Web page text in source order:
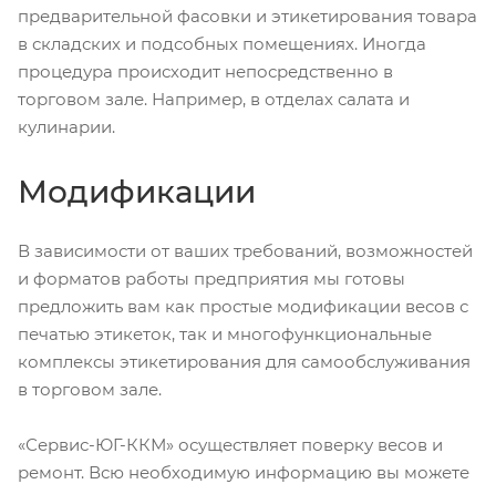
предварительной фасовки и этикетирования товара
в складских и подсобных помещениях. Иногда
процедура происходит непосредственно в
торговом зале. Например, в отделах салата и
кулинарии.
Модификации
В зависимости от ваших требований, возможностей
и форматов работы предприятия мы готовы
предложить вам как простые модификации весов с
печатью этикеток, так и многофункциональные
комплексы этикетирования для самообслуживания
в торговом зале.
«Сервис-ЮГ-ККМ» осуществляет поверку весов и
ремонт. Всю необходимую информацию вы можете